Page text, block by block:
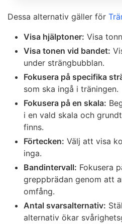
Dessa alternativ gäller för
Visa hjälptoner: Visa
Visa tonen vid bandet:
under strängbubblan.
Fokusera på specifika
som ska ingå i träningen.
Fokusera på en skala:
i en vald skala och
finns.
Förtecken: Välj att visa
inga.
Bandintervall: Fokusera
greppbrädan genom att
omfång.
Antal svarsalternativ:
alternativ ökar